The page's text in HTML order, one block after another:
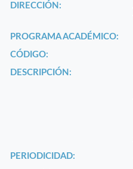
DIRECCIÓN:
PROGRAMA ACADÉMICO:
CÓDIGO:
DESCRIPCIÓN:
PERIODICIDAD: